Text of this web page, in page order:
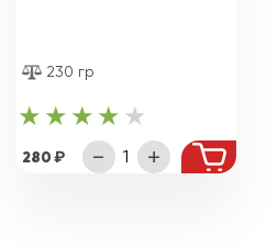
230 гр
280